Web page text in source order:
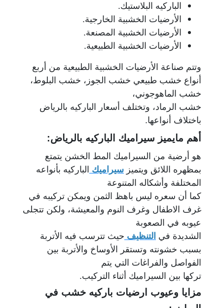
الباركيه البلاستيك.
الأرضيات الخشبية الخارجية.
الأرضيات الخشبية المصنعة.
الأرضيات الخشبية الطبيعية.
وتتم صناعة الأرضيات الخشبية الطبيعية من أربع
أنواع خشب طبيعي خشب الجوز، خشب البلوط،
خشب الماهوجوني،
خشب الرماد، وتختلف أسعار الباركيه بالرياض
باختلاف أنواعها.
أهم مايميز سيراميك الباركيه بالرياض:
هو أرضية من السيراميك المط الخشن يتمتع
بمظهره اللائق ويتميز سيراميك الباركيه بأنواعه
المختلفة وأشكاله المتنوعة
كما أن سعره ليس باهظ الثمن ويمكن تركيبه في
غرف الاطفال وغرف النوم والمعيشة، ولكن تتجلى
عيوبه في الصعوبة
الشديدة في التنظيف حيث تترسب فيه الأتربة
بسبب خشونته وتستقر الأوساخ والأتربة بين
الفواصل والفراغات التي يتم
تركها بين السيراميك أثناء التركيب.
مزايا وعيوب ارضيات باركيه خشب في